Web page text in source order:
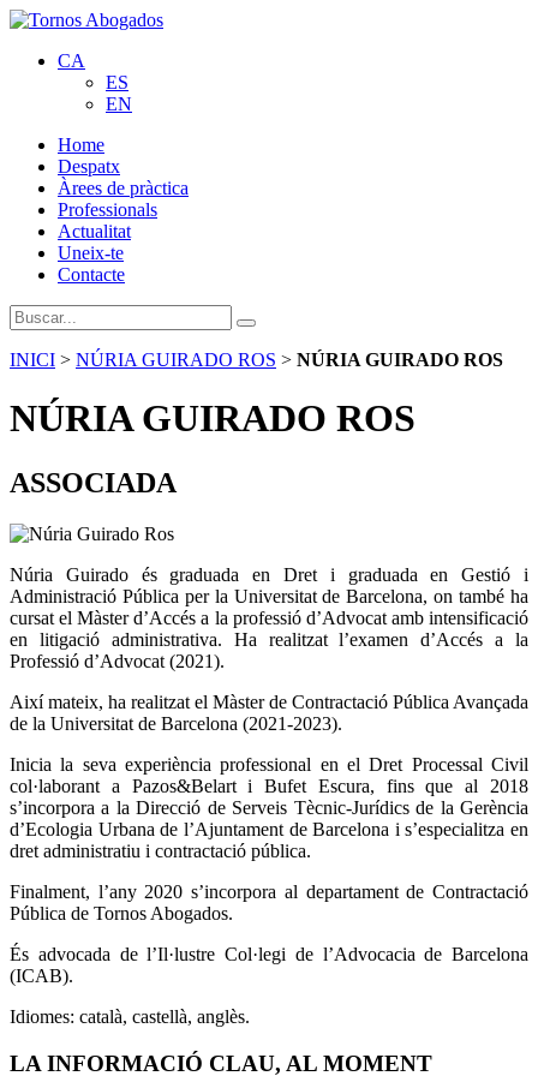
CA
ES
EN
Home
Despatx
Àrees de pràctica
Professionals
Actualitat
Uneix-te
Contacte
INICI > NÚRIA GUIRADO ROS > NÚRIA GUIRADO ROS
NÚRIA GUIRADO ROS
ASSOCIADA
Núria Guirado és graduada en Dret i graduada en Gestió i
Administració Pública per la Universitat de Barcelona, on també ha
cursat el Màster d’Accés a la professió d’Advocat amb intensificació
en litigació administrativa. Ha realitzat l’examen d’Accés a la
Professió d’Advocat (2021).
Així mateix, ha realitzat el Màster de Contractació Pública Avançada
de la Universitat de Barcelona (2021-2023).
Inicia la seva experiència professional en el Dret Processal Civil
col·laborant a Pazos&Belart i Bufet Escura, fins que al 2018
s’incorpora a la Direcció de Serveis Tècnic-Jurídics de la Gerència
d’Ecologia Urbana de l’Ajuntament de Barcelona i s’especialitza en
dret administratiu i contractació pública.
Finalment, l’any 2020 s’incorpora al departament de Contractació
Pública de Tornos Abogados.
És advocada de l’Il·lustre Col·legi de l’Advocacia de Barcelona
(ICAB).
Idiomes: català, castellà, anglès.
LA INFORMACIÓ CLAU, AL MOMENT